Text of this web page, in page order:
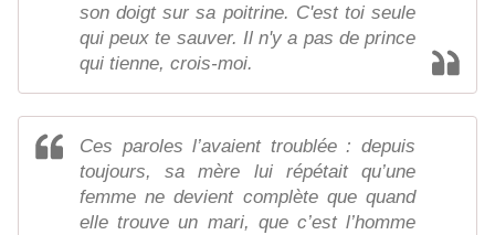
son doigt sur sa poitrine. C'est toi seule
qui peux te sauver. Il n'y a pas de prince
qui tienne, crois-moi.
Ces paroles l’avaient troublée : depuis
toujours, sa mère lui répétait qu’une
femme ne devient complète que quand
elle trouve un mari, que c’est l’homme